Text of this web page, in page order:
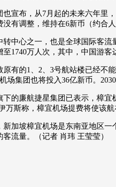
乡村振兴 生态环境 一带一路
展会 大国保险 云顶对话
布，从7月起的未来六年里，
有调整，维持在6新币（约合
心之一，也是全球国际客流
至1740万人次，其中，中国游
的1、2、3号航站楼已经不能
场集团也将投入36亿新币。
廉航捷星集团已表示，樟宜
万斯称，樟宜机场提费将使该
坡樟宜机场是东南亚地区一
流量。（记者 肖玮 王莹莹）